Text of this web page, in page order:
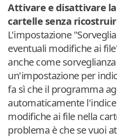
Attivare e disattivare
cartelle senza
L'impostazione
eventuali modifiche ai
anche come
un'impostazione per
fa sì che il programma
automaticamente
modifiche ai file nella
problema è che se vuoi